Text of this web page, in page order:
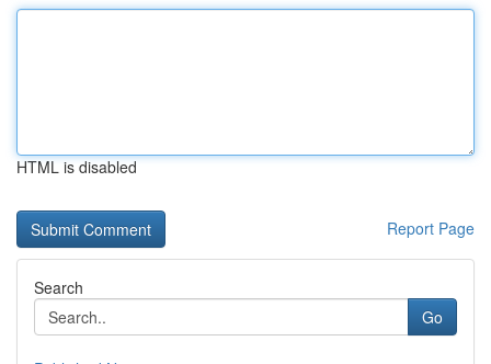
HTML is disabled
Report Page
Search
Go